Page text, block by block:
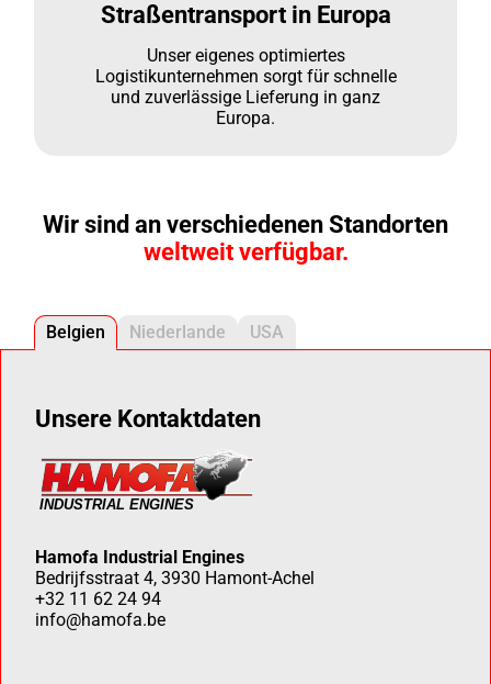
Straßentransport in Europa
Unser eigenes optimiertes
Logistikunternehmen sorgt für schnelle
und zuverlässige Lieferung in ganz
Europa.
Wir sind an verschiedenen Standorten
weltweit verfügbar.
Belgien Niederlande USA
Unsere Kontaktdaten
Hamofa Industrial Engines
Bedrijfsstraat 4, 3930 Hamont-Achel
+32 11 62 24 94
info@hamofa.be